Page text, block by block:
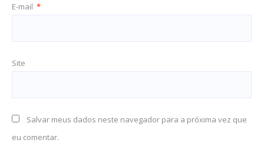
E-mail *
Site
Salvar meus dados neste navegador para a próxima vez que
eu comentar.